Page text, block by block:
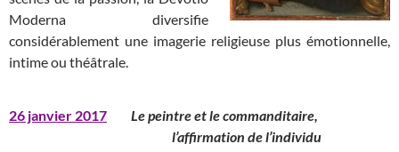
Moderna diversifie
considérablement une imagerie religieuse plus émotionnelle,
intime ou théâtrale.
26 janvier 2017
Le peintre et le commanditaire,
l’affirmation de l’individu